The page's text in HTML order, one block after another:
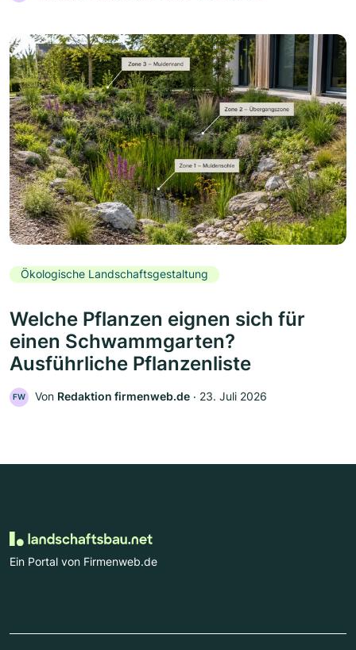
Ökologische Landschaftsgestaltung
Welche Pflanzen eignen sich für
einen Schwammgarten?
Ausführliche Pflanzenliste
FW Von Redaktion firmenweb.de ‧ 23. Juli 2026
Ein Portal von Firmenweb.de